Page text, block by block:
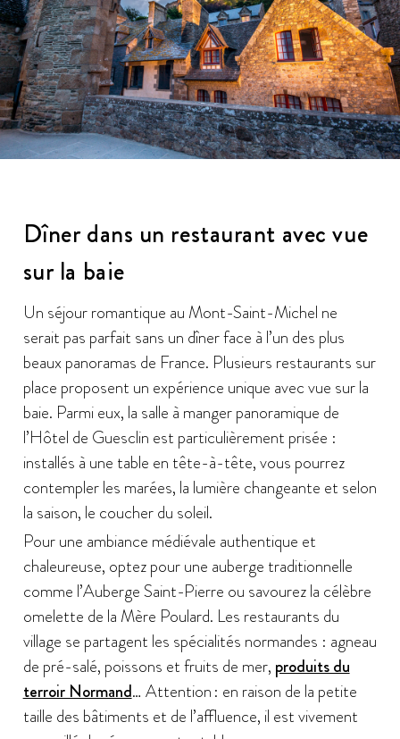
Dîner dans un restaurant avec vue
sur la baie
Un séjour romantique au Mont-Saint-Michel ne
serait pas parfait sans un dîner face à l’un des plus
beaux panoramas de France. Plusieurs restaurants sur
place proposent un expérience unique avec vue sur la
baie. Parmi eux, la salle à manger panoramique de
l’Hôtel de Guesclin est particulièrement prisée :
installés à une table en tête-à-tête, vous pourrez
contempler les marées, la lumière changeante et selon
la saison, le coucher du soleil.
Pour une ambiance médiévale authentique et
chaleureuse, optez pour une auberge traditionnelle
comme l’Auberge Saint-Pierre ou savourez la célèbre
omelette de la Mère Poulard. Les restaurants du
village se partagent les spécialités normandes : agneau
de pré-salé, poissons et fruits de mer, produits du
terroir Normand… Attention : en raison de la petite
taille des bâtiments et de l’affluence, il est vivement